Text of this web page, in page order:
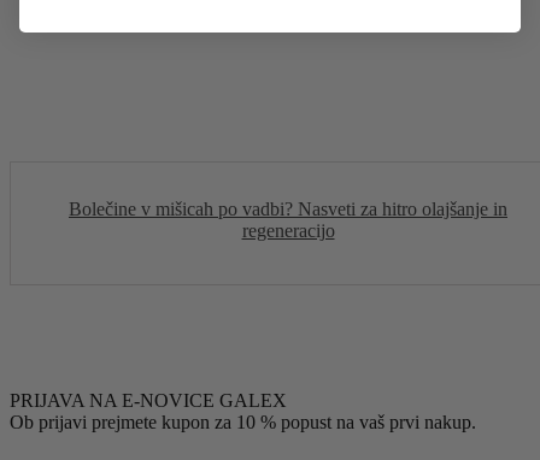
Bolečine v mišicah po vadbi? Nasveti za hitro olajšanje in
regeneracijo
PRIJAVA NA E-NOVICE GALEX
Ob prijavi prejmete kupon za 10 % popust na vaš prvi nakup.